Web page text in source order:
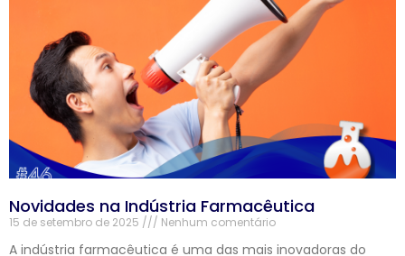
Novidades na Indústria Farmacêutica
15 de setembro de 2025 Nenhum comentário
A indústria farmacêutica é uma das mais inovadoras do